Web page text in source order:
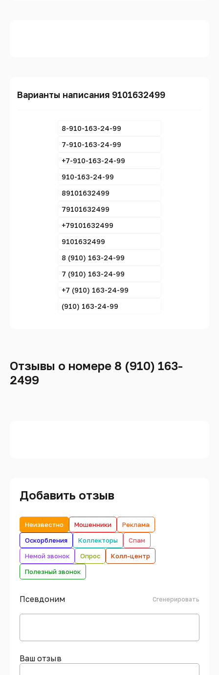
Варианты написания 9101632499
8-910-163-24-99
7-910-163-24-99
+7-910-163-24-99
910-163-24-99
89101632499
79101632499
+79101632499
9101632499
8 (910) 163-24-99
7 (910) 163-24-99
+7 (910) 163-24-99
(910) 163-24-99
Отзывы о номере 8 (910) 163-
2499
Добавить отзыв
Неизвестно Мошенники
Реклама
Оскорбления
Коллекторы
Спам
Немой звонок
Опрос
Колл-центр
Полезный звонок
Псевдоним Сгенерировать
Ваш отзыв